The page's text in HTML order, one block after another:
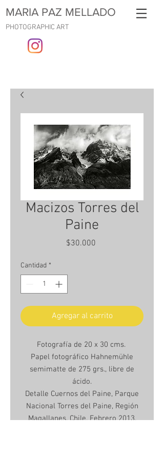
MARIA PAZ MELLADO
PHOTOGRAPHIC ART
Macizos Torres del
Paine
$30.000Precio
Cantidad *
Agregar al carrito
Fotografía de 20 x 30 cms.
Papel fotográfico Hahnemühle
semimatte de 275 grs., libre de
ácido.
Detalle Cuernos del Paine, Parque
Nacional Torres del Paine, Región
Magallanes, Chile. Febrero 2013.